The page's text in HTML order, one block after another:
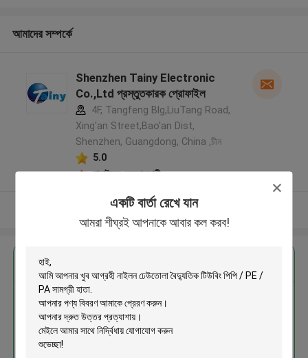
একটি বার্তা রেখে যান
আমরা শীঘ্রই আপনাকে আবার কল করব!
আমাদের সম্পর্কে
Shenzhen Tainy Electronic
Co.,Ltd প্রস্তুতকারক প্রোফাইল
4F, Tangfeng Blg,LiuTang Road,
Xing'an Street,Bao'an Dist,
Shenzhen, Guangdong, China ,চীন
5.0
যাচাইকৃত সরবরাহকারী
আরো দেখুন
নাইলন ঢেউতোলা বৈদ্যুতিক টিউবিং পিপি / PE
/ PA সামগ্রী হাতা